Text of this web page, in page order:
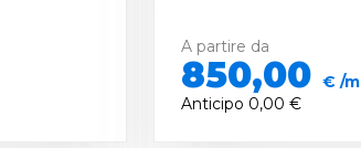
A partire da
850,00€ /
Anticipo 0,00 €